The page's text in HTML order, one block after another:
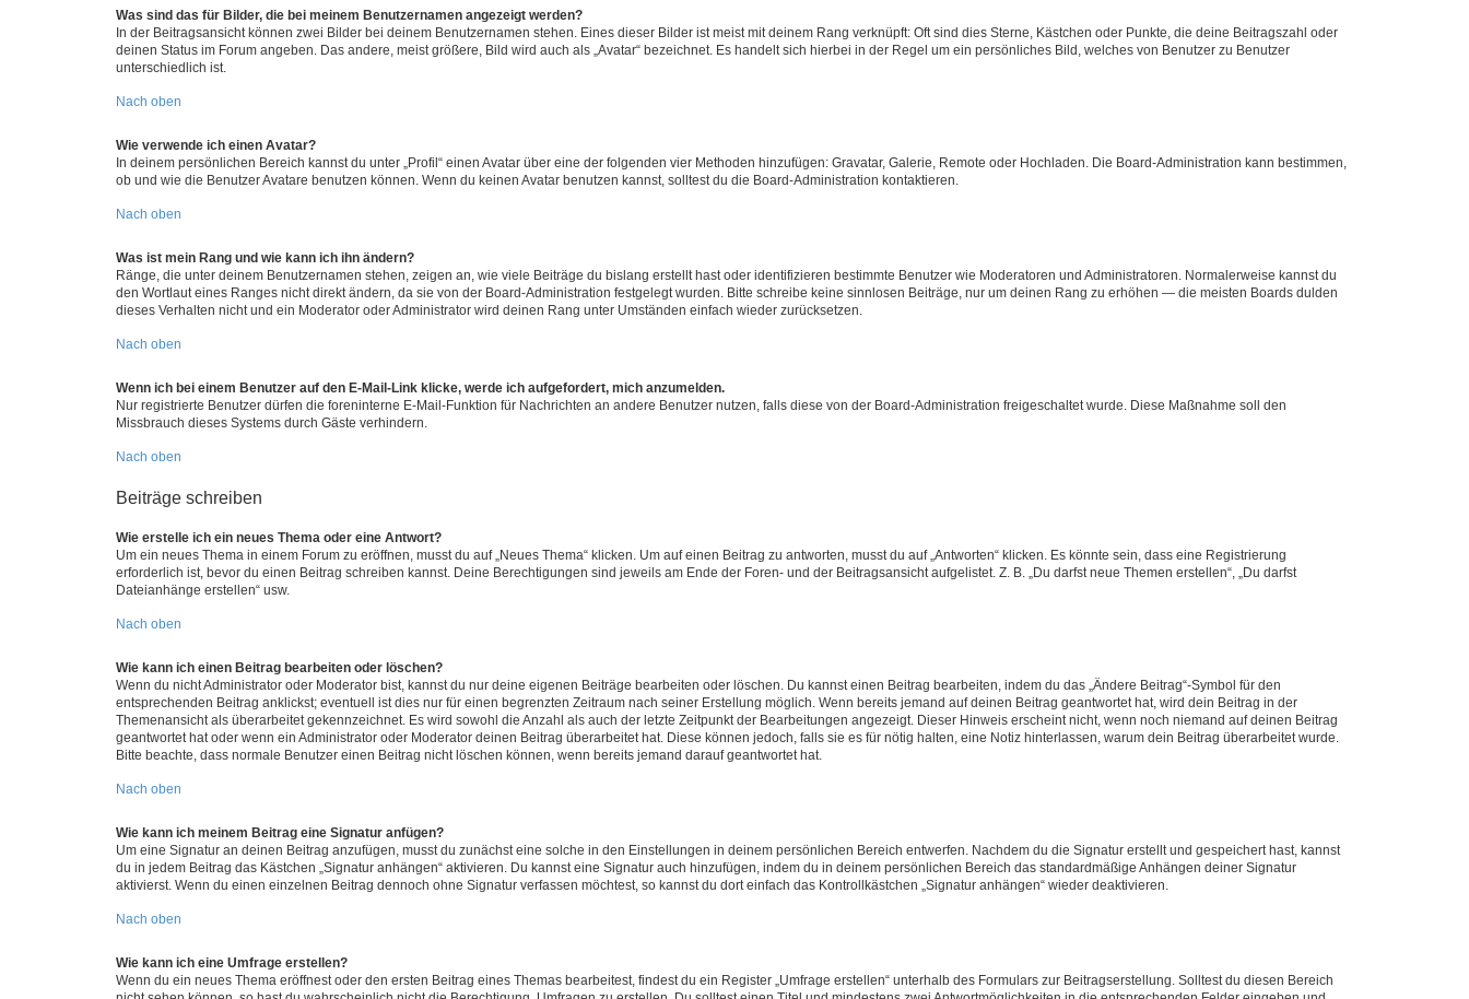
Was sind das für Bilder, die bei meinem Benutzernamen angezeigt werden?
In der Beitragsansicht können zwei Bilder bei deinem Benutzernamen stehen. Eines dieser Bilder ist meist mit deinem Rang verknüpft: Oft sind dies Sterne, Kästchen oder Punkte, die deine Beitragszahl oder
deinen Status im Forum angeben. Das andere, meist größere, Bild wird auch als „Avatar“ bezeichnet. Es handelt sich hierbei in der Regel um ein persönliches Bild, welches von Benutzer zu Benutzer
unterschiedlich ist.
Nach oben
Wie verwende ich einen Avatar?
In deinem persönlichen Bereich kannst du unter „Profil“ einen Avatar über eine der folgenden vier Methoden hinzufügen: Gravatar, Galerie, Remote oder Hochladen. Die Board-Administration kann bestimmen,
ob und wie die Benutzer Avatare benutzen können. Wenn du keinen Avatar benutzen kannst, solltest du die Board-Administration kontaktieren.
Nach oben
Was ist mein Rang und wie kann ich ihn ändern?
Ränge, die unter deinem Benutzernamen stehen, zeigen an, wie viele Beiträge du bislang erstellt hast oder identifizieren bestimmte Benutzer wie Moderatoren und Administratoren. Normalerweise kannst du
den Wortlaut eines Ranges nicht direkt ändern, da sie von der Board-Administration festgelegt wurden. Bitte schreibe keine sinnlosen Beiträge, nur um deinen Rang zu erhöhen — die meisten Boards dulden
dieses Verhalten nicht und ein Moderator oder Administrator wird deinen Rang unter Umständen einfach wieder zurücksetzen.
Nach oben
Wenn ich bei einem Benutzer auf den E-Mail-Link klicke, werde ich aufgefordert, mich anzumelden.
Nur registrierte Benutzer dürfen die foreninterne E-Mail-Funktion für Nachrichten an andere Benutzer nutzen, falls diese von der Board-Administration freigeschaltet wurde. Diese Maßnahme soll den
Missbrauch dieses Systems durch Gäste verhindern.
Nach oben
Beiträge schreiben
Wie erstelle ich ein neues Thema oder eine Antwort?
Um ein neues Thema in einem Forum zu eröffnen, musst du auf „Neues Thema“ klicken. Um auf einen Beitrag zu antworten, musst du auf „Antworten“ klicken. Es könnte sein, dass eine Registrierung
erforderlich ist, bevor du einen Beitrag schreiben kannst. Deine Berechtigungen sind jeweils am Ende der Foren- und der Beitragsansicht aufgelistet. Z. B. „Du darfst neue Themen erstellen“, „Du darfst
Dateianhänge erstellen“ usw.
Nach oben
Wie kann ich einen Beitrag bearbeiten oder löschen?
Wenn du nicht Administrator oder Moderator bist, kannst du nur deine eigenen Beiträge bearbeiten oder löschen. Du kannst einen Beitrag bearbeiten, indem du das „Ändere Beitrag“-Symbol für den
entsprechenden Beitrag anklickst; eventuell ist dies nur für einen begrenzten Zeitraum nach seiner Erstellung möglich. Wenn bereits jemand auf deinen Beitrag geantwortet hat, wird dein Beitrag in der
Themenansicht als überarbeitet gekennzeichnet. Es wird sowohl die Anzahl als auch der letzte Zeitpunkt der Bearbeitungen angezeigt. Dieser Hinweis erscheint nicht, wenn noch niemand auf deinen Beitrag
geantwortet hat oder wenn ein Administrator oder Moderator deinen Beitrag überarbeitet hat. Diese können jedoch, falls sie es für nötig halten, eine Notiz hinterlassen, warum dein Beitrag überarbeitet wurde.
Bitte beachte, dass normale Benutzer einen Beitrag nicht löschen können, wenn bereits jemand darauf geantwortet hat.
Nach oben
Wie kann ich meinem Beitrag eine Signatur anfügen?
Um eine Signatur an deinen Beitrag anzufügen, musst du zunächst eine solche in den Einstellungen in deinem persönlichen Bereich entwerfen. Nachdem du die Signatur erstellt und gespeichert hast, kannst
du in jedem Beitrag das Kästchen „Signatur anhängen“ aktivieren. Du kannst eine Signatur auch hinzufügen, indem du in deinem persönlichen Bereich das standardmäßige Anhängen deiner Signatur
aktivierst. Wenn du einen einzelnen Beitrag dennoch ohne Signatur verfassen möchtest, so kannst du dort einfach das Kontrollkästchen „Signatur anhängen“ wieder deaktivieren.
Nach oben
Wie kann ich eine Umfrage erstellen?
Wenn du ein neues Thema eröffnest oder den ersten Beitrag eines Themas bearbeitest, findest du ein Register „Umfrage erstellen“ unterhalb des Formulars zur Beitragserstellung. Solltest du diesen Bereich